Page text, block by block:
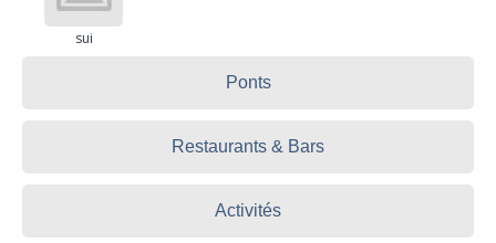
Ponts
Restaurants & Bars
Activités
sui